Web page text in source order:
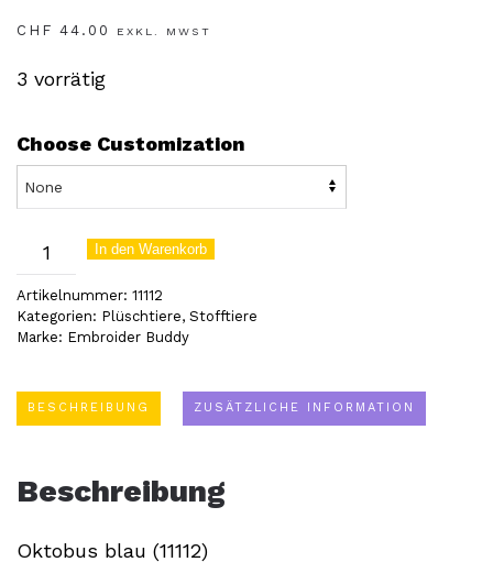
CHF 44.00 EXKL. MWST
3 vorrätig
Choose Customization
Oktobus
blau
(11112)
Menge
In den Warenkorb
Artikelnummer: 11112
Kategorien: Plüschtiere, Stofftiere
Marke: Embroider Buddy
BESCHREIBUNG ZUSÄTZLICHE INFORMATION
Beschreibung
Oktobus blau (11112)